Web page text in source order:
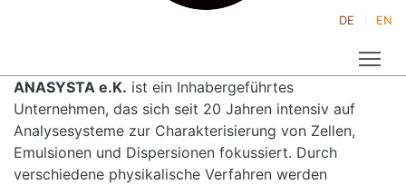
DE EN
ANASYSTA e.K. ist ein Inhabergeführtes
Unternehmen, das sich seit 20 Jahren intensiv auf
Analysesysteme zur Charakterisierung von Zellen,
Emulsionen und Dispersionen fokussiert. Durch
verschiedene physikalische Verfahren werden